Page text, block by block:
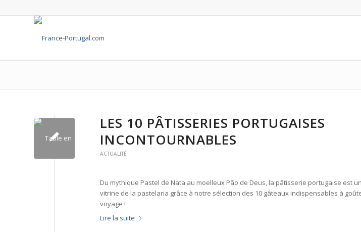
LES 10 PÂTISSERIES PORTUGAISES
INCONTOURNABLES
ACTUALITÉ
Du mythique Pastel de Nata au moelleux Pão de Deus, la pâtisserie portugaise est
vitrine de la pastelaria grâce à notre sélection des 10 gâteaux indispensables à
voyage !
Lire la suite